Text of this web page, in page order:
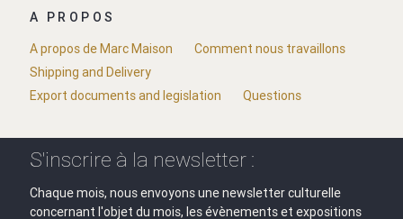
A PROPOS
A propos de Marc Maison
Comment nous travaillons
Shipping and Delivery
Export documents and legislation
Questions
S'inscrire à la newsletter :
Chaque mois, nous envoyons une newsletter culturelle
concernant l'objet du mois, les évènements et expositions